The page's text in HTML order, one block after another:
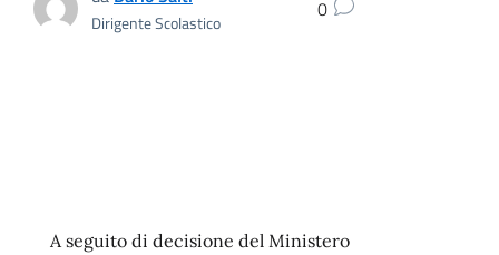
Dirigente Scolastico 0
A seguito di decisione del Ministero